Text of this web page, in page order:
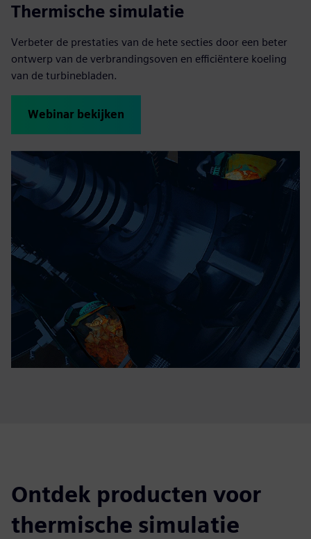
Thermische simulatie
Verbeter de prestaties van de hete secties door een beter
ontwerp van de verbrandingsoven en efficiëntere koeling
van de turbinebladen.
Webinar bekijken
Ontdek producten voor
thermische simulatie